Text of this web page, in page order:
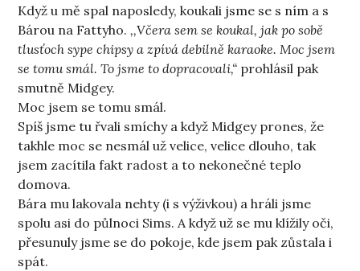
Když u mě spal naposledy, koukali jsme se s ním a s
Bárou na Fattyho. ,,Včera sem se koukal, jak po sobě
tlusťoch sype chipsy a zpívá debilně karaoke. Moc jsem
se tomu smál. To jsme to dopracovali,“ prohlásil pak
smutně Midgey.
Moc jsem se tomu smál.
Spíš jsme tu řvali smíchy a když Midgey prones, že
takhle moc se nesmál už velice, velice dlouho, tak
jsem zacítila fakt radost a to nekonečné teplo
domova.
Bára mu lakovala nehty (i s výživkou) a hráli jsme
spolu asi do půlnoci Sims. A když už se mu klížily oči,
přesunuly jsme se do pokoje, kde jsem pak zůstala i
spát.